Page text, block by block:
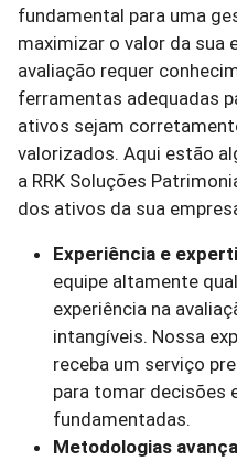
fundamental para uma
maximizar o valor da sua
avaliação requer
ferramentas adequadas
ativos sejam
valorizados. Aqui estão
a RRK Soluções
dos ativos da sua
Experiência e
equipe altamente
experiência na
intangíveis. Nossa
receba um serviço
para tomar decisões
fundamentadas.
Metodologias